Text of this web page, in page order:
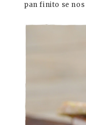
pan finito se